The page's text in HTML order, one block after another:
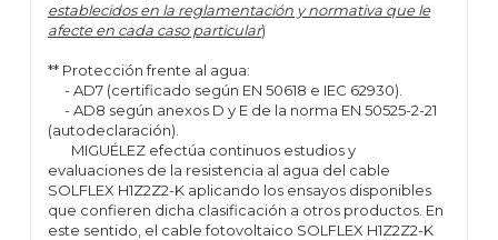
establecidos en la reglamentación y normativa que le
afecte en cada caso particular)
** Protección frente al agua:
- AD7 (certificado según EN 50618 e IEC 62930).
- AD8 según anexos D y E de la norma EN 50525-2-21
(autodeclaración).
MIGUÉLEZ efectúa continuos estudios y
evaluaciones de la resistencia al agua del cable
SOLFLEX H1Z2Z2-K aplicando los ensayos disponibles
que confieren dicha clasificación a otros productos. En
este sentido, el cable fotovoltaico SOLFLEX H1Z2Z2-K